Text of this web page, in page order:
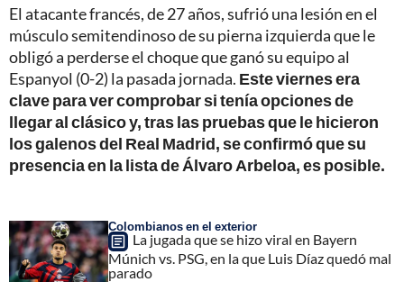
El atacante francés, de 27 años, sufrió una lesión en el
músculo semitendinoso de su pierna izquierda que le
obligó a perderse el choque que ganó su equipo al
Espanyol (0-2) la pasada jornada. Este viernes era
clave para ver comprobar si tenía opciones de
llegar al clásico y, tras las pruebas que le hicieron
los galenos del Real Madrid, se confirmó que su
presencia en la lista de Álvaro Arbeloa, es posible.
Colombianos en el exterior
La jugada que se hizo viral en Bayern
Múnich vs. PSG, en la que Luis Díaz quedó mal
parado